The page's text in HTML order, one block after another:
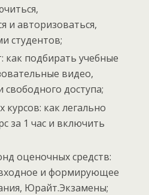
и авторизоваться,
студентов;
подбирать учебные
видео,
свободного доступа;
курсов: как легально
за 1 час и включить
оценочных средств:
и формирующее
Юрайт.Экзамены;